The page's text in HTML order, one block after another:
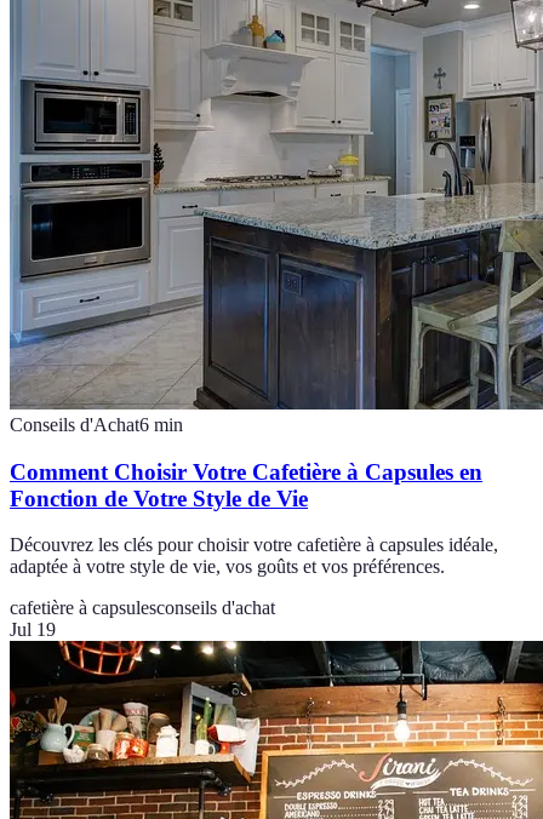
Conseils d'Achat6 min
Comment Choisir Votre Cafetière à Capsules en
Fonction de Votre Style de Vie
Découvrez les clés pour choisir votre cafetière à capsules idéale,
adaptée à votre style de vie, vos goûts et vos préférences.
cafetière à capsulesconseils d'achat
Jul 19